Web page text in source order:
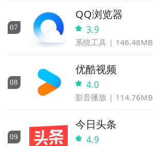
07
QQ浏览器
3.9
系统工具 146.48MB
08
优酷视频
4.0
影音播放 114.76MB
09
今日头条
4.9